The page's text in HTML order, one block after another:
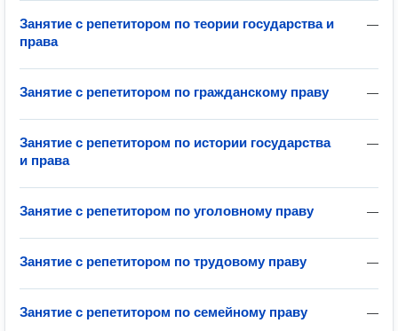
—
Занятие с репетитором по теории государства и
права
—
Занятие с репетитором по гражданскому праву
—
Занятие с репетитором по истории государства
и права
—
Занятие с репетитором по уголовному праву
—
Занятие с репетитором по трудовому праву
—
Занятие с репетитором по семейному праву